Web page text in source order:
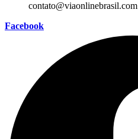
contato@viaonlinebrasil.com
Facebook